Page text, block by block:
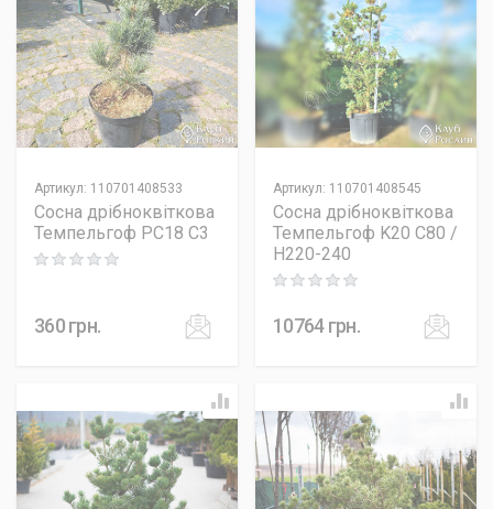
Артикул: 110701408533
Сосна дрібноквіткова
Темпельгоф PC18 C3
Rating: 0 out of 5
360грн.
Артикул: 110701408545
Сосна дрібноквіткова
Темпельгоф K20 C80 /
H220-240
Rating: 0 out of 5
10764 грн.